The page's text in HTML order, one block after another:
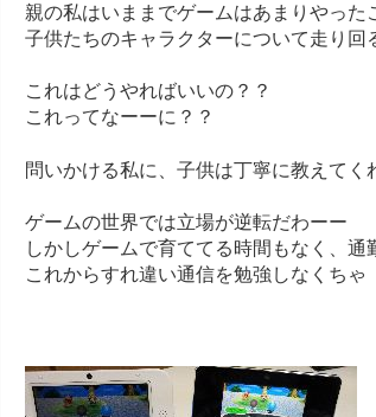
親の私はいままでゲームはあまりやった
子供たちのキャラクターについて走り回
これはどうやればいいの？？
これってなーーに？？
問いかける私に、子供は丁寧に教えてく
ゲームの世界では立場が逆転だわーー
しかしゲームで育ててる時間もなく、
これからすれ違い通信を勉強しなくちゃ